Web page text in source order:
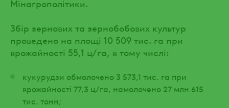
Мінагрополітики.
Збір зернових та зернобобових культур
проведено на площі 10 509 тис. га при
врожайності 55,1 ц/га, в тому числі:
кукурудзи обмолочено 3 573,1 тис. га при
врожайності 77,3 ц/га, намолочено 27 млн 615
тис. тонн;